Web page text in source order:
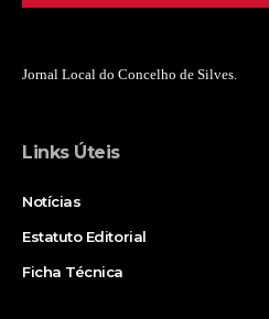
Jornal Local do Concelho de Silves.
Links Úteis
Notícias
Estatuto Editorial
Ficha Técnica